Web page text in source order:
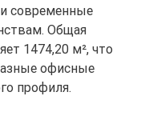
современные
Общая
1474,20 м², что
офисные
профиля.